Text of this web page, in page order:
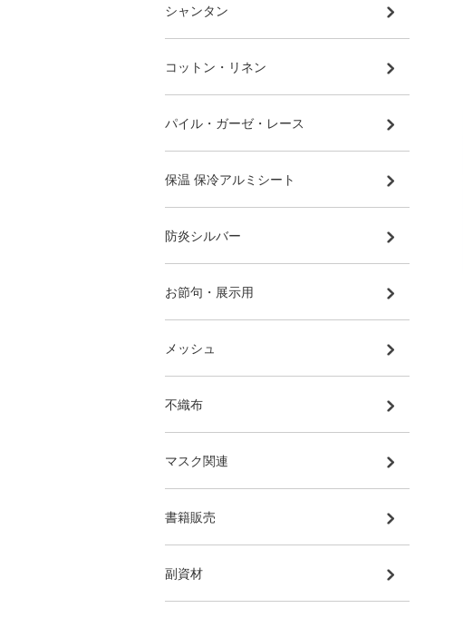
シャンタン
コットン・リネン
パイル・ガーゼ・レース
保温 保冷アルミシート
防炎シルバー
お節句・展示用
メッシュ
不織布
マスク関連
書籍販売
副資材